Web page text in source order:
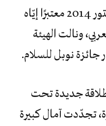
وبارك المجتمع الدولي دستور 2014 معتبرًا إيّاه
ونالت الهيئة
جائزة نوبل للسلام.
جديدة تحت
تجدّدت آمال كبيرة